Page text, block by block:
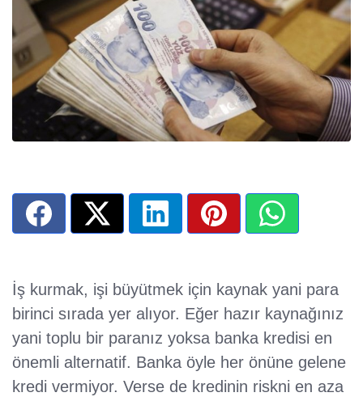
İş kurmak, işi büyütmek için kaynak yani para
birinci sırada yer alıyor. Eğer hazır kaynağınız
yani toplu bir paranız yoksa banka kredisi en
önemli alternatif. Banka öyle her önüne gelene
kredi vermiyor. Verse de kredinin riskni en aza